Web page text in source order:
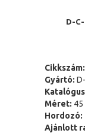
D-C-
Cikkszám:
Gyártó:
Méret: 45
Hordozó:
Ajánlott